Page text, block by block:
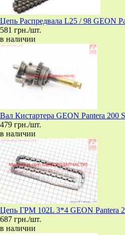
Цепь Распредвала L25 / 98 GEON
581 грн./шт.
в наличии
Вал Кистартера GEON Pantera 200
479 грн./шт.
в наличии
Цепь ГРМ 102L 3*4 GEON Pantera
687 грн./шт.
в наличии